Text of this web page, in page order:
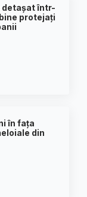
detașat într-
protejați
în fața
din